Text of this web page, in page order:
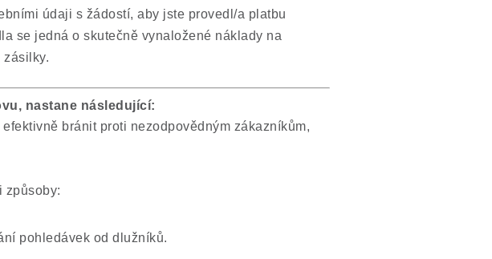
údaji s žádostí, aby jste provedl/a platbu
se jedná o skutečně vynaložené náklady na
zásilky.
nastane následující:
bránit proti nezodpovědným zákazníkům,
způsoby:
pohledávek od dlužníků.